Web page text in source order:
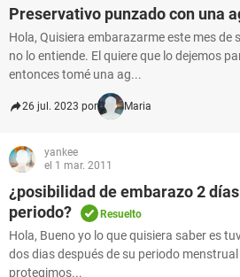
Preservativo punzado con una
Hola, Quisiera embarazarme este mes de
no lo entiende. El quiere que lo dejemos
entonces tomé una ag...
26 jul. 2023 por Maria
yankee
el 1 mar. 2011
¿posibilidad de embarazo 2 días
periodo?
Resuelto
Hola, Bueno yo lo que quisiera saber es
dos dias después de su periodo
protegimos...